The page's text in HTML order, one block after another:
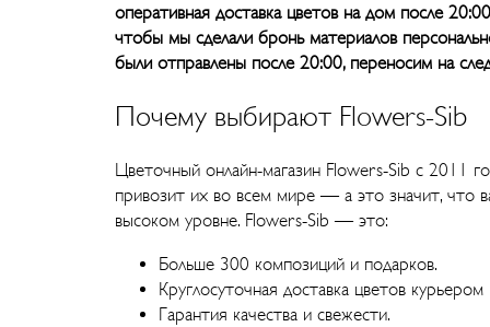
оперативная доставка цветов на дом после
чтобы мы сделали бронь материалов
были отправлены после 20:00, переносим на
Почему выбирают Flowers-Sib
Цветочный онлайн-магазин Flowers-Sib с 2011
привозит их во всем мире — а это значит, что
высоком уровне. Flowers-Sib — это:
Больше 300 композиций и подарков.
Круглосуточная доставка цветов
Гарантия качества и свежести.